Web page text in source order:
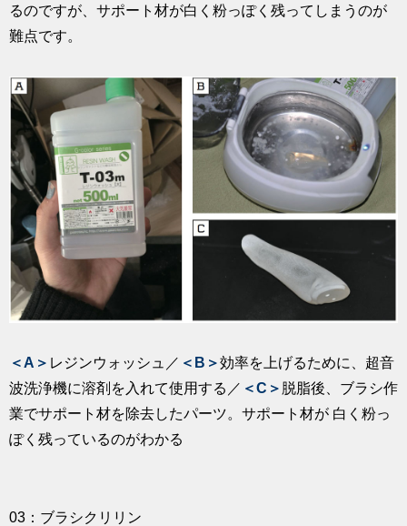
るのですが、サポート材が白く粉っぽく残ってしまうのが
難点です。
＜A＞ レジンウォッシュ／ ＜B＞効率を上げるために、超音
波洗浄機に溶剤を入れて使用する／ ＜C＞ 脱脂後、ブラシ作
業でサポート材を除去したパーツ。サポート材が 白く粉っ
ぽく残っているのがわかる
03：ブラシクリリン